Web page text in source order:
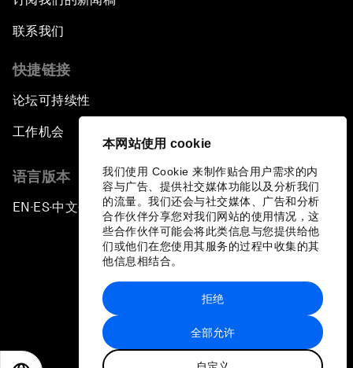
本网站使用 cookie
我们使用 Cookie 来制作贴合用户需求的内
容与广告、提供社交媒体功能以及分析我们
的流量。我们还会与社交媒体、广告和分析
合作伙伴分享您对我们网站的使用情况，这
些合作伙伴可能会将此类信息与您提供给他
们或他们在您使用其服务的过程中收集的其
他信息相结合。
全部允许
拒绝
联系我们
快捷链接
论坛可持续性
工作机会
语言版本
EN ▪ES▪中文▪ 日本語
站点地图